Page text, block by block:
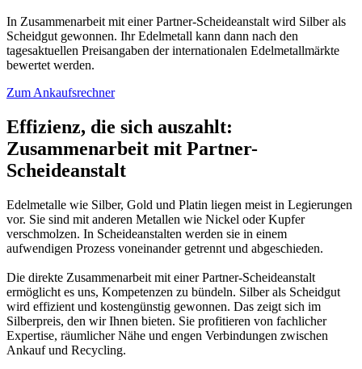
In Zusammenarbeit mit einer Partner-Scheideanstalt wird Silber als
Scheidgut gewonnen. Ihr Edelmetall kann dann nach den
tagesaktuellen Preisangaben der internationalen Edelmetallmärkte
bewertet werden.
Zum Ankaufsrechner
Effizienz, die sich auszahlt:
Zusammenarbeit mit Partner-
Scheideanstalt
Edelmetalle wie Silber, Gold und Platin liegen meist in Legierungen
vor. Sie sind mit anderen Metallen wie Nickel oder Kupfer
verschmolzen. In Scheideanstalten werden sie in einem
aufwendigen Prozess voneinander getrennt und abgeschieden.
Die direkte Zusammenarbeit mit einer Partner-Scheideanstalt
ermöglicht es uns, Kompetenzen zu bündeln. Silber als Scheidgut
wird effizient und kostengünstig gewonnen. Das zeigt sich im
Silberpreis, den wir Ihnen bieten. Sie profitieren von fachlicher
Expertise, räumlicher Nähe und engen Verbindungen zwischen
Ankauf und Recycling.